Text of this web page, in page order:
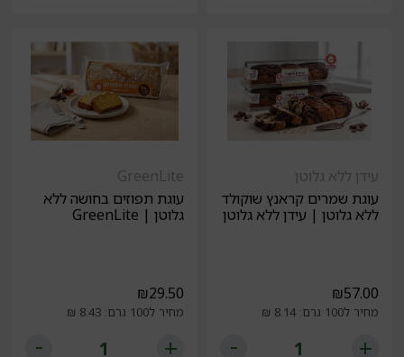
עידן ללא גלוטן
עוגת שמרים קראנץ שוקולד
ללא גלוטן | עידן ללא גלוטן
₪57.00
מחיר ל100 גרם: 8.14 ₪
GreenLite
עוגת תפוזים בחושה ללא
גלוטן | GreenLite
₪29.50
מחיר ל100 גרם: 8.43 ₪